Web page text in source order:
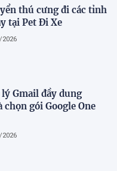
thú cưng đi các tỉnh
tại Pet Đi Xe
2026
lý Gmail đầy dung
chọn gói Google One
2026